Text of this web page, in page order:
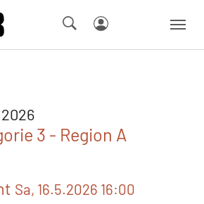
3 - Region A
Sa, 16.5.2026 16:00